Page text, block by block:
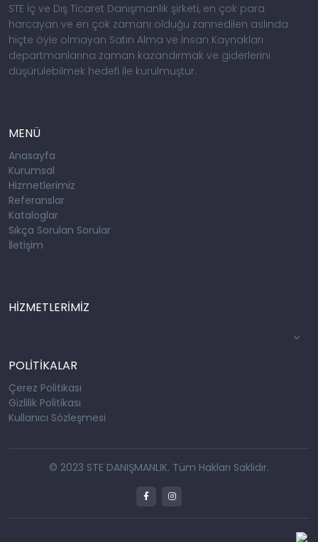
STE İç ve Dış Ticaret Danışmanlık şirketi, en çok para
harcayan ve en çok zamanı olduğu zannedilen aslında
hiçte öyle olmayan Satın Alma ve İnsan Kaynakları
departmanlarına zaman kazandırmak ve giderlerini
düşürülebilmek hedefi ile kurulmuştur.
MENÜ
Anasayfa
Kurumsal
Hizmetlerimiz
Referanslar
Kataloglar
Sıkça Sorulan Sorular
İletişim
HİZMETLERİMİZ
POLİTİKALAR
Çerez Politikası
Gizlilik Politikası
Kullanıcı Sözleşmesi
© 2023 STE DANIŞMANLIK. Tüm Hakları Saklıdır.